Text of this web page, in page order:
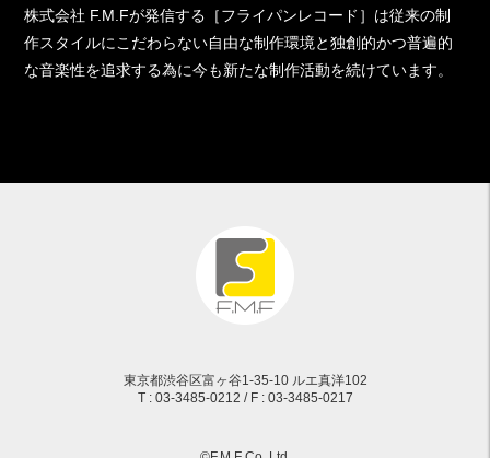
株式会社 F.M.Fが発信する［フライパンレコード］は従来の制
作スタイルにこだわらない自由な制作環境と独創的かつ普遍的
な音楽性を追求する為に今も新たな制作活動を続けています。
東京都渋谷区富ヶ谷1-35-10 ルエ真洋102
T : 03-3485-0212 / F : 03-3485-0217